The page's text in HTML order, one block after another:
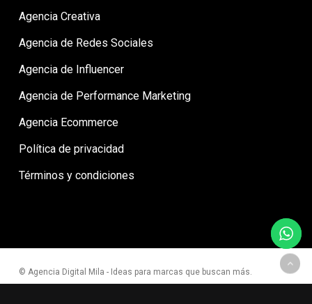
Agencia Creativa
Agencia de Redes Sociales
Agencia de Influencer
Agencia de Performance Marketing
Agencia Ecommerce
Política de privacidad
Términos y condiciones
© Agencia Digital Mila - Ideas para marcas que buscan más.